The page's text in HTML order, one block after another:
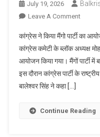
July 19, 2026
Leave A CommentOn
वांगचुक
को
धरने
से
की
कांग्रेस ने किया मैंगो पार्टी का
कांग्रेस कमेटी के ब्लॉक अध्यक्ष
आयोजन किया गया। मैंगों पार्टी में
इस दौरान कांग्रेस पार्टी के
बालेश्वर सिंह ने कहा […]
Continue Reading